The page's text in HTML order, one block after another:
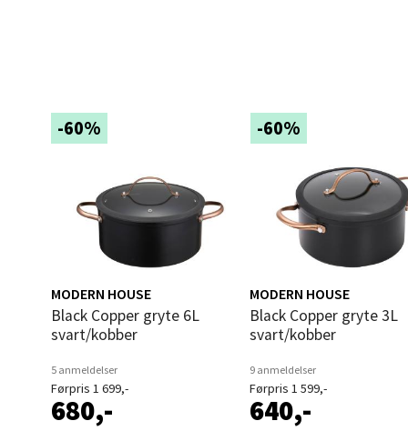
-60%
MODERN HOUSE
Black Copper gryte 6L
svart/kobber
5 anmeldelser
Førpris 1 699,-
680,-
-60%
MODERN HOUSE
Black Copper gryte 3L
svart/kobber
9 anmeldelser
Førpris 1 599,-
640,-